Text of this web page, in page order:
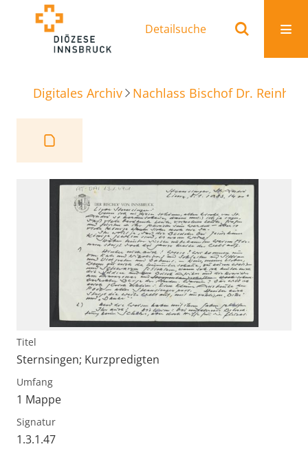
Detailsuche
Digitales Archiv Nachlass Bischof Dr.
Titel
Sternsingen; Kurzpredigten
Umfang
1 Mappe
Signatur
1.3.1.47